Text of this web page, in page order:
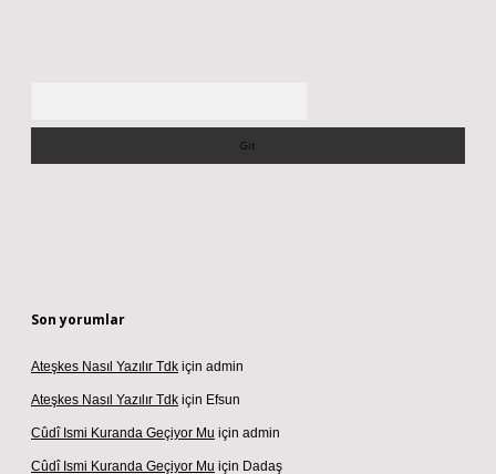
Son yorumlar
Ateşkes Nasıl Yazılır Tdk için admin
Ateşkes Nasıl Yazılır Tdk için Efsun
Cûdî Ismi Kuranda Geçiyor Mu için admin
Cûdî Ismi Kuranda Geçiyor Mu için Dadaş